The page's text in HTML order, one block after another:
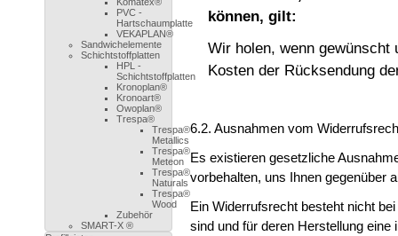
können, gilt:
Wir holen, wenn gewünscht
Kosten der Rücksendung
6.2. Ausnahmen vom
Es existieren gesetzliche
vorbehalten, uns Ihnen gegenüber
Ein Widerrufsrecht besteht nicht
sind und für deren Herstellung
PVC -
Hartschaumplatte
VEKAPLAN®
Sandwichelemente
Schichtstoffplatten
HPL -
Schichtstoffplatten
Kronoplan®
Kronoart®
Owoplan®
Trespa®
Trespa®
Metallics
Trespa®
Meteon
Trespa®
Naturals
Trespa®
Wood
Zubehör
SMART-X ®